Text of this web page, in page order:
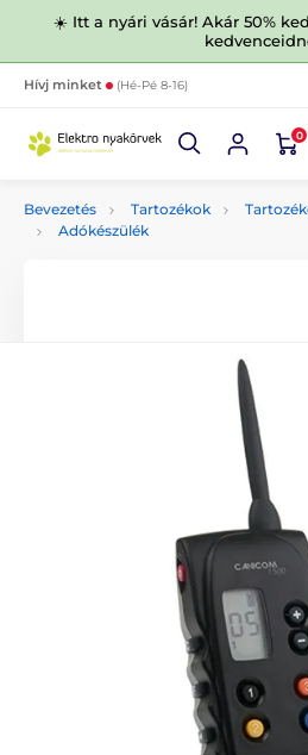
☀️ Itt a nyári vásár! Akár 50%
Hívj minket (Hé-Pé 8-16)
0
Bevezetés Tartozékok
Adókészülék